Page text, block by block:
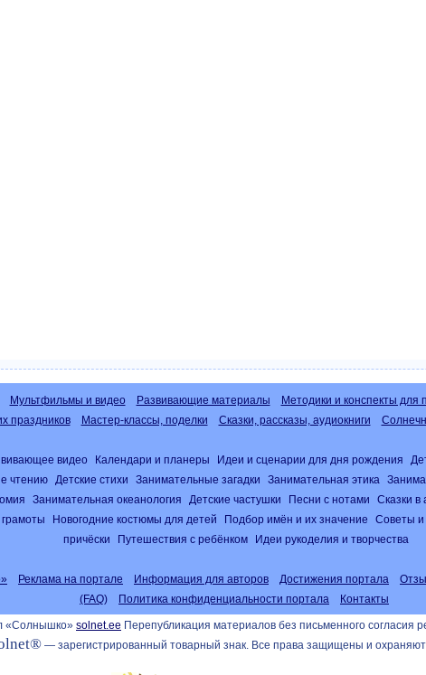
Мультфильмы и видео Развивающие материалы Методики и конспекты для
праздников Мастер-классы, поделки Сказки, рассказы, аудиокниги
видео Календари и планеры Идеи и сценарии для дня рождения
чтению Детские стихи Занимательные загадки Занимательная этика
Занимательная океанология Детские частушки Песни с нотами Сказки в
Новогодние костюмы для детей Подбор имён и их значение Советы и
причёски
Путешествия с ребёнком Идеи рукоделия и творчества
Реклама на портале Информация для авторов Достижения портала
(FAQ)
Политика конфиденциальности портала Контакты
«Солнышко» solnet.ee Перепубликация материалов без письменного согласия
— зарегистрированный товарный знак. Все права защищены и